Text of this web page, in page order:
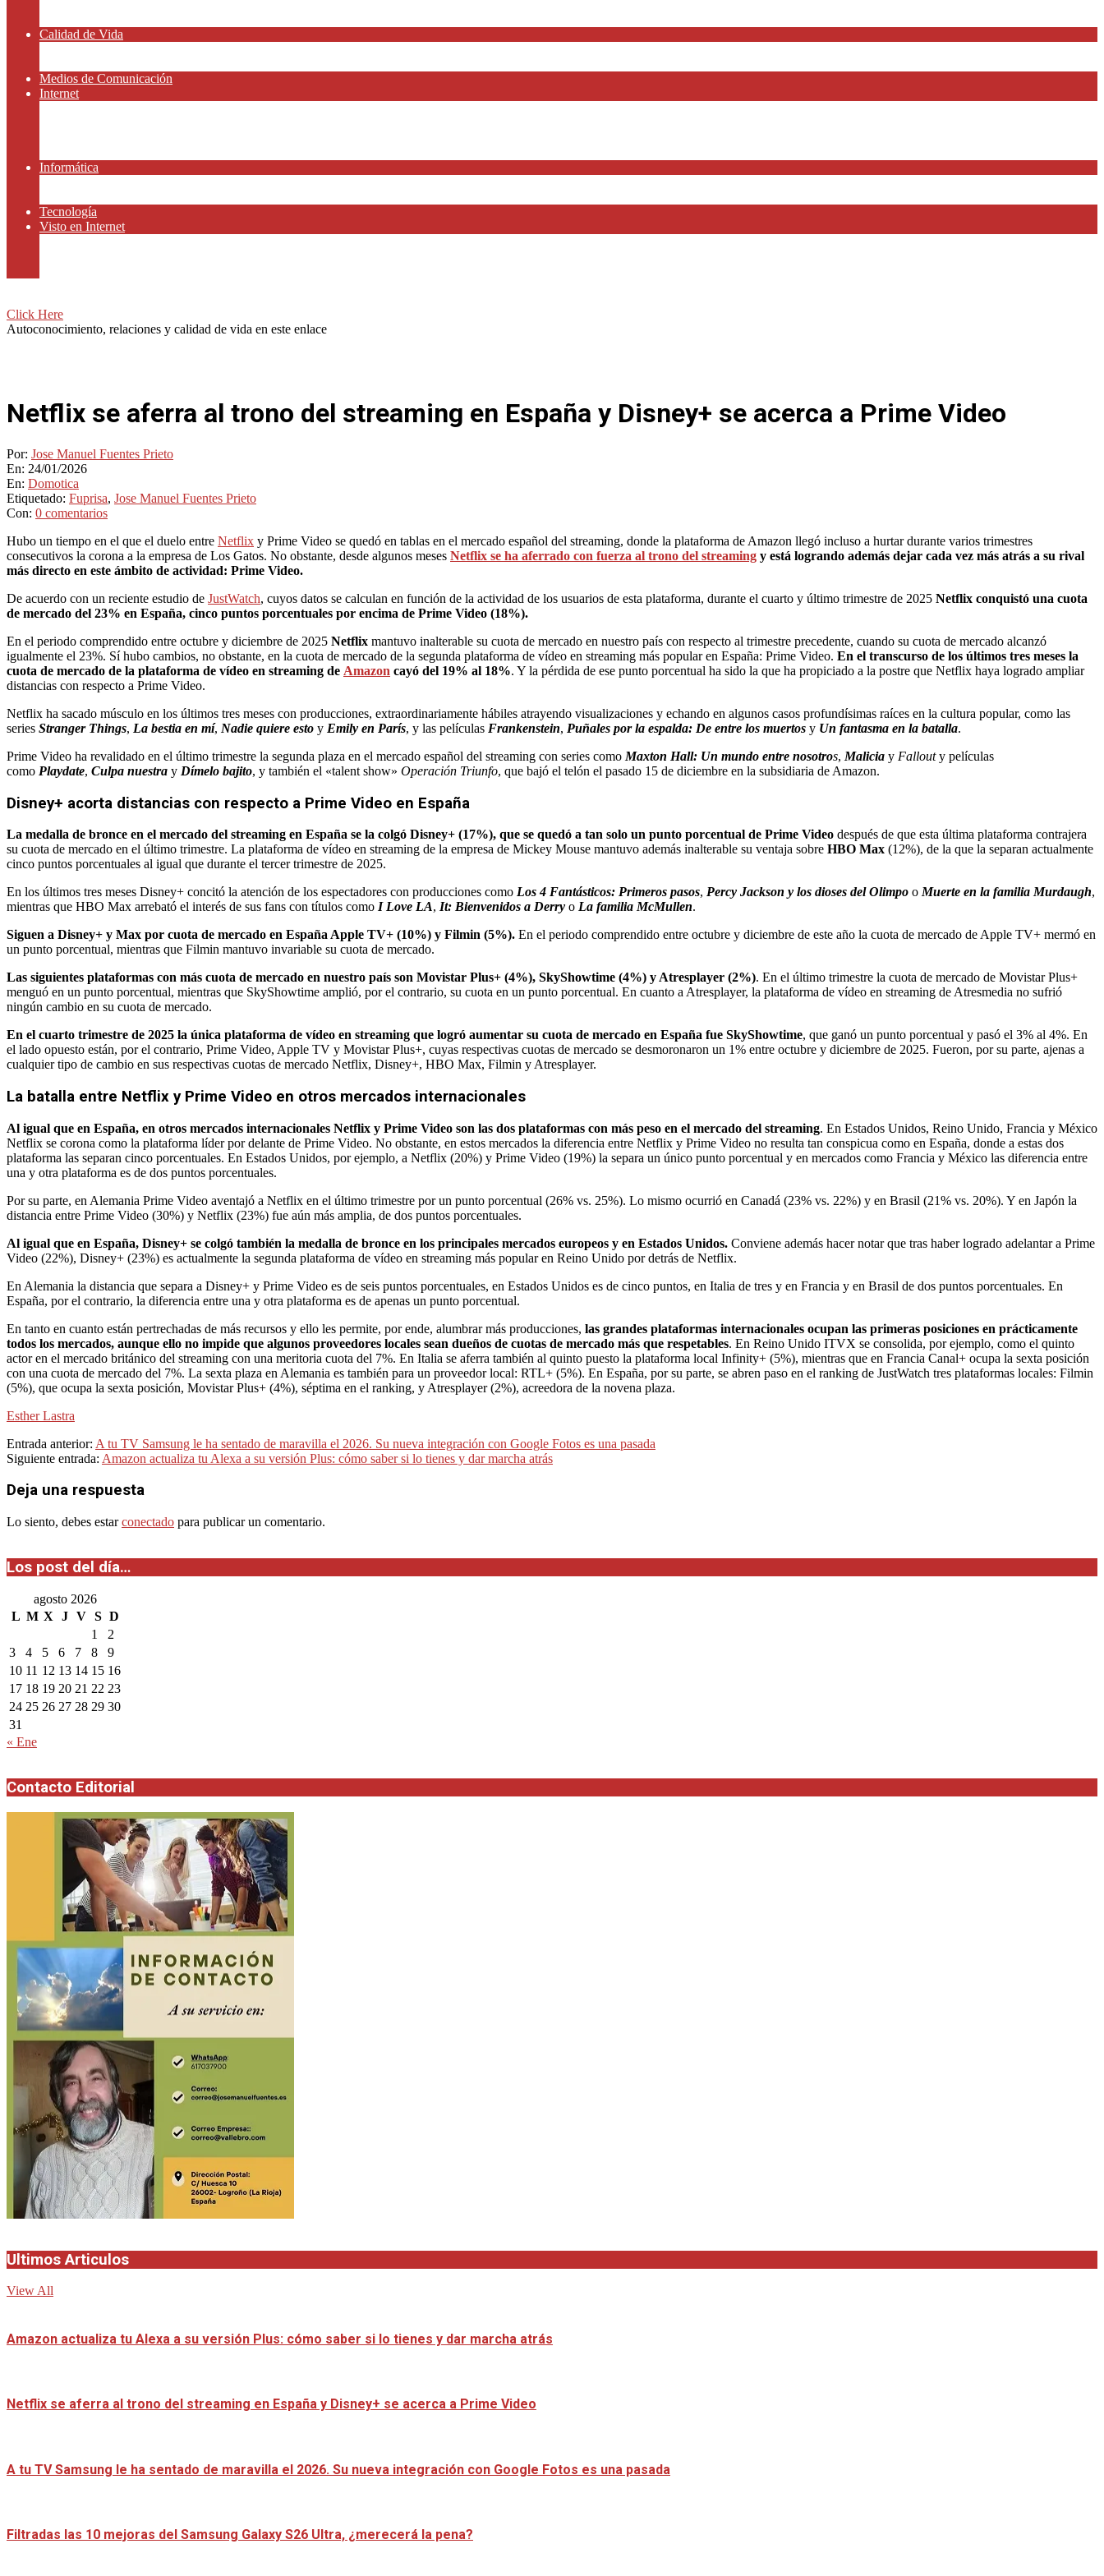
Calidad de Vida
Medios de Comunicación
Internet
Informática
Tecnología
Visto en Internet
Click Here
Autoconocimiento, relaciones y calidad de vida en este enlace
Netflix se aferra al trono del streaming en España y Disney+ se acerca a Prime Video
Por: Jose Manuel Fuentes Prieto
En: 24/01/2026
En: Domotica
Etiquetado: Fuprisa, Jose Manuel Fuentes Prieto
Con: 0 comentarios
Hubo un tiempo en el que el duelo entre Netflix y Prime Video se quedó en tablas en el mercado español del streaming, donde la plataforma de Amazon llegó incluso a hurtar durante varios trimestres
consecutivos la corona a la empresa de Los Gatos. No obstante, desde algunos meses Netflix se ha aferrado con fuerza al trono del streaming y está logrando además dejar cada vez más atrás a su rival
más directo en este ámbito de actividad: Prime Video.
De acuerdo con un reciente estudio de JustWatch, cuyos datos se calculan en función de la actividad de los usuarios de esta plataforma, durante el cuarto y último trimestre de 2025 Netflix conquistó una cuota
de mercado del 23% en España, cinco puntos porcentuales por encima de Prime Video (18%).
En el periodo comprendido entre octubre y diciembre de 2025 Netflix mantuvo inalterable su cuota de mercado en nuestro país con respecto al trimestre precedente, cuando su cuota de mercado alcanzó
igualmente el 23%. Sí hubo cambios, no obstante, en la cuota de mercado de la segunda plataforma de vídeo en streaming más popular en España: Prime Video. En el transcurso de los últimos tres meses la
cuota de mercado de la plataforma de vídeo en streaming de Amazon cayó del 19% al 18%. Y la pérdida de ese punto porcentual ha sido la que ha propiciado a la postre que Netflix haya logrado ampliar
distancias con respecto a Prime Video.
Netflix ha sacado músculo en los últimos tres meses con producciones, extraordinariamente hábiles atrayendo visualizaciones y echando en algunos casos profundísimas raíces en la cultura popular, como las
series Stranger Things, La bestia en mí, Nadie quiere esto y Emily en París, y las películas Frankenstein, Puñales por la espalda: De entre los muertos y Un fantasma en la batalla.
Prime Video ha revalidado en el último trimestre la segunda plaza en el mercado español del streaming con series como Maxton Hall: Un mundo entre nosotros, Malicia y Fallouty películas
como Playdate, Culpa nuestra y Dímelo bajito, y también el «talent show» Operación Triunfo, que bajó el telón el pasado 15 de diciembre en la subsidiaria de Amazon.
Disney+ acorta distancias con respecto a Prime Video en España
La medalla de bronce en el mercado del streaming en España se la colgó Disney+ (17%), que se quedó a tan solo un punto porcentual de Prime Video después de que esta última plataforma contrajera
su cuota de mercado en el último trimestre. La plataforma de vídeo en streaming de la empresa de Mickey Mouse mantuvo además inalterable su ventaja sobre HBO Max (12%), de la que la separan actualmente
cinco puntos porcentuales al igual que durante el tercer trimestre de 2025.
En los últimos tres meses Disney+ concitó la atención de los espectadores con producciones como Los 4 Fantásticos: Primeros pasos, Percy Jackson y los dioses del Olimpo o Muerte en la familia Murdaugh,
mientras que HBO Max arrebató el interés de sus fans con títulos como I Love LA, It: Bienvenidos a Derry o La familia McMullen.
Siguen a Disney+ y Max por cuota de mercado en España Apple TV+ (10%) y Filmin (5%). En el periodo comprendido entre octubre y diciembre de este año la cuota de mercado de Apple TV+ mermó en
un punto porcentual, mientras que Filmin mantuvo invariable su cuota de mercado.
Las siguientes plataformas con más cuota de mercado en nuestro país son Movistar Plus+ (4%), SkyShowtime (4%) y Atresplayer (2%). En el último trimestre la cuota de mercado de Movistar Plus+
menguó en un punto porcentual, mientras que SkyShowtime amplió, por el contrario, su cuota en un punto porcentual. En cuanto a Atresplayer, la plataforma de vídeo en streaming de Atresmedia no sufrió
ningún cambio en su cuota de mercado.
En el cuarto trimestre de 2025 la única plataforma de vídeo en streaming que logró aumentar su cuota de mercado en España fue SkyShowtime, que ganó un punto porcentual y pasó el 3% al 4%. En
el lado opuesto están, por el contrario, Prime Video, Apple TV y Movistar Plus+, cuyas respectivas cuotas de mercado se desmoronaron un 1% entre octubre y diciembre de 2025. Fueron, por su parte, ajenas a
cualquier tipo de cambio en sus respectivas cuotas de mercado Netflix, Disney+, HBO Max, Filmin y Atresplayer.
La batalla entre Netflix y Prime Video en otros mercados internacionales
Al igual que en España, en otros mercados internacionales Netflix y Prime Video son las dos plataformas con más peso en el mercado del streaming. En Estados Unidos, Reino Unido, Francia y México
Netflix se corona como la plataforma líder por delante de Prime Video. No obstante, en estos mercados la diferencia entre Netflix y Prime Video no resulta tan conspicua como en España, donde a estas dos
plataforma las separan cinco porcentuales. En Estados Unidos, por ejemplo, a Netflix (20%) y Prime Video (19%) la separa un único punto porcentual y en mercados como Francia y México las diferencia entre
una y otra plataforma es de dos puntos porcentuales.
Por su parte, en Alemania Prime Video aventajó a Netflix en el último trimestre por un punto porcentual (26% vs. 25%). Lo mismo ocurrió en Canadá (23% vs. 22%) y en Brasil (21% vs. 20%). Y en Japón la
distancia entre Prime Video (30%) y Netflix (23%) fue aún más amplia, de dos puntos porcentuales.
Al igual que en España, Disney+ se colgó también la medalla de bronce en los principales mercados europeos y en Estados Unidos. Conviene además hacer notar que tras haber logrado adelantar a Prime
Video (22%), Disney+ (23%) es actualmente la segunda plataforma de vídeo en streaming más popular en Reino Unido por detrás de Netflix.
En Alemania la distancia que separa a Disney+ y Prime Video es de seis puntos porcentuales, en Estados Unidos es de cinco puntos, en Italia de tres y en Francia y en Brasil de dos puntos porcentuales. En
España, por el contrario, la diferencia entre una y otra plataforma es de apenas un punto porcentual.
En tanto en cuanto están pertrechadas de más recursos y ello les permite, por ende, alumbrar más producciones, las grandes plataformas internacionales ocupan las primeras posiciones en prácticamente
todos los mercados, aunque ello no impide que algunos proveedores locales sean dueños de cuotas de mercado más que respetables. En Reino Unido ITVX se consolida, por ejemplo, como el quinto
actor en el mercado británico del streaming con una meritoria cuota del 7%. En Italia se aferra también al quinto puesto la plataforma local Infinity+ (5%), mientras que en Francia Canal+ ocupa la sexta posición
con una cuota de mercado del 7%. La sexta plaza en Alemania es también para un proveedor local: RTL+ (5%). En España, por su parte, se abren paso en el ranking de JustWatch tres plataformas locales: Filmin
(5%), que ocupa la sexta posición, Movistar Plus+ (4%), séptima en el ranking, y Atresplayer (2%), acreedora de la novena plaza.
Esther Lastra
2026-
01-
Entrada anterior: A tu TV Samsung le ha sentado de maravilla el 2026. Su nueva integración con Google Fotos es una pasada
Siguiente entrada: Amazon actualiza tu Alexa a su versión Plus: cómo saber si lo tienes y dar marcha atrás
Deja una respuesta
Lo siento, debes estarconectado para publicar un comentario.
Los post del día…
agosto 2026
L M X J V S D
1
2
3
4 5 6 7 8
9
10 11 12 13 14 15 16
17 18 19 20 21 22 23
24 25 26 27 28 29 30
31
« Ene
Contacto Editorial
Ultimos Articulos
View All
Amazon actualiza tu Alexa a su versión Plus: cómo saber si lo tienes y dar marcha atrás
Netflix se aferra al trono del streaming en España y Disney+ se acerca a Prime Video
A tu TV Samsung le ha sentado de maravilla el 2026. Su nueva integración con Google Fotos es una pasada
Filtradas las 10 mejoras del Samsung Galaxy S26 Ultra, ¿merecerá la pena?